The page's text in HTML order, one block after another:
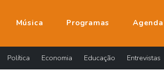
Música Programas Agenda
Política Economia Educação Entrevistas